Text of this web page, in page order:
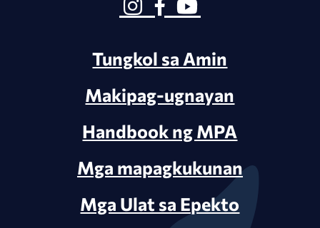
Tungkol sa Amin
Makipag-ugnayan
Handbook ng MPA
Mga mapagkukunan
Mga Ulat sa Epekto